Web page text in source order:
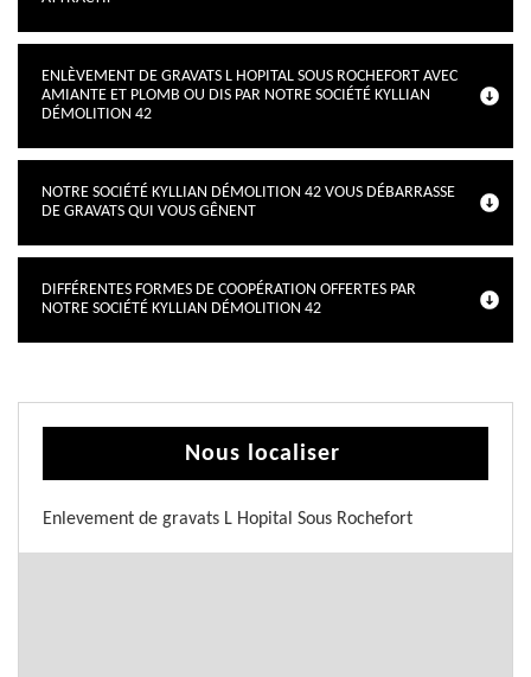
ENLÈVEMENT DE GRAVATS L HOPITAL SOUS ROCHEFORT AVEC
AMIANTE ET PLOMB OU DIS PAR NOTRE SOCIÉTÉ KYLLIAN
DÉMOLITION 42
NOTRE SOCIÉTÉ KYLLIAN DÉMOLITION 42 VOUS DÉBARRASSE
DE GRAVATS QUI VOUS GÊNENT
DIFFÉRENTES FORMES DE COOPÉRATION OFFERTES PAR
NOTRE SOCIÉTÉ KYLLIAN DÉMOLITION 42
Nous localiser
Enlevement de gravats L Hopital Sous Rochefort